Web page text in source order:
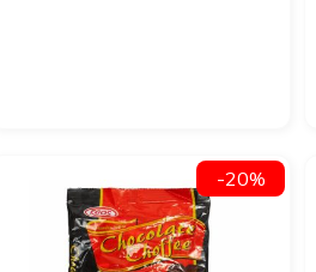
-20%